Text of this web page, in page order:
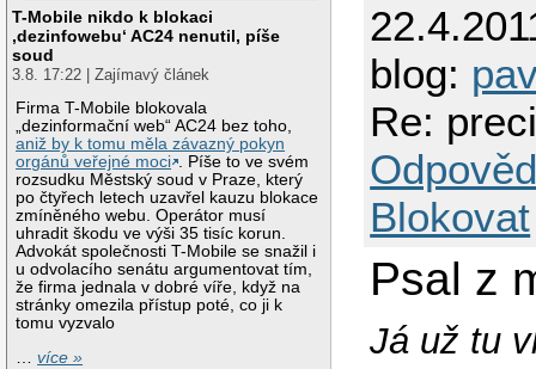
T-Mobile nikdo k blokaci
‚dezinfowebu‘ AC24 nenutil, píše
soud
3.8. 17:22 | Zajímavý článek
Firma T-Mobile blokovala
„dezinformační web“ AC24 bez toho,
aniž by k tomu měla závazný pokyn
orgánů veřejné moci . Píše to ve svém
rozsudku Městský soud v Praze, který
po čtyřech letech uzavřel kauzu blokace
zmíněného webu. Operátor musí
uhradit škodu ve výši 35 tisíc korun.
Advokát společnosti T-Mobile se snažil i
u odvolacího senátu argumentovat tím,
že firma jednala v dobré víře, když na
stránky omezila přístup poté, co ji k
tomu vyzvalo
…více »
blog:
Re:
Blokovat
Psal z
Já už tu